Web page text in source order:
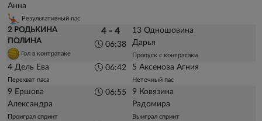
Анна
Результативный пас
2 РОДЬКИНА
ПОЛИНА
Гол в контратаке
4 - 4
06:38
13 Одношовина
Дарья
Пропуск с контратаки
4 Дель Ева
Перехват паса
06:42 5 Аксенова Агния
Неточный пас
9 Ершова
Александра
Проиграл спринт
06:55
9 Ковязина
Радомира
Выиграл спринт